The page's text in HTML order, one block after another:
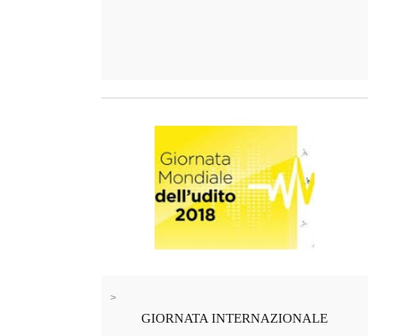
>
GIORNATA INTERNAZIONALE